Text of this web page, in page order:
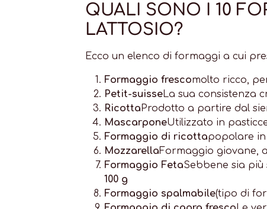
QUALI SONO I 10
LATTOSIO?
Ecco un elenco di formaggi a cui
Formaggio frescomolto ricco,
Petit-suisseLa sua consistenza
RicottaProdotto a partire dal
MascarponeUtilizzato in
Formaggio di ricottapopolare
MozzarellaFormaggio giovane,
Formaggio FetaSebbene sia
100 g
Formaggio spalmabile(tipo di